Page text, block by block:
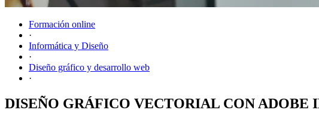
Formación online
·
Informática y Diseño
·
Diseño gráfico y desarrollo web
·
DISEÑO GRÁFICO VECTORIAL CON ADOBE